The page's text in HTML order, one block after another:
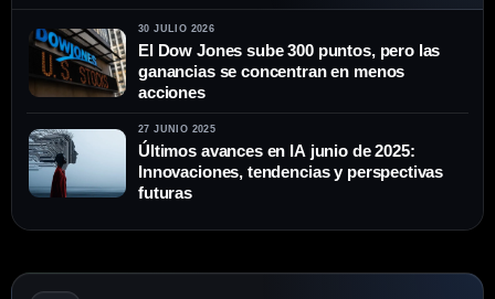
30 JULIO 2026
El Dow Jones sube 300 puntos, pero las
ganancias se concentran en menos
acciones
27 JUNIO 2025
Últimos avances en IA junio de 2025:
Innovaciones, tendencias y perspectivas
futuras